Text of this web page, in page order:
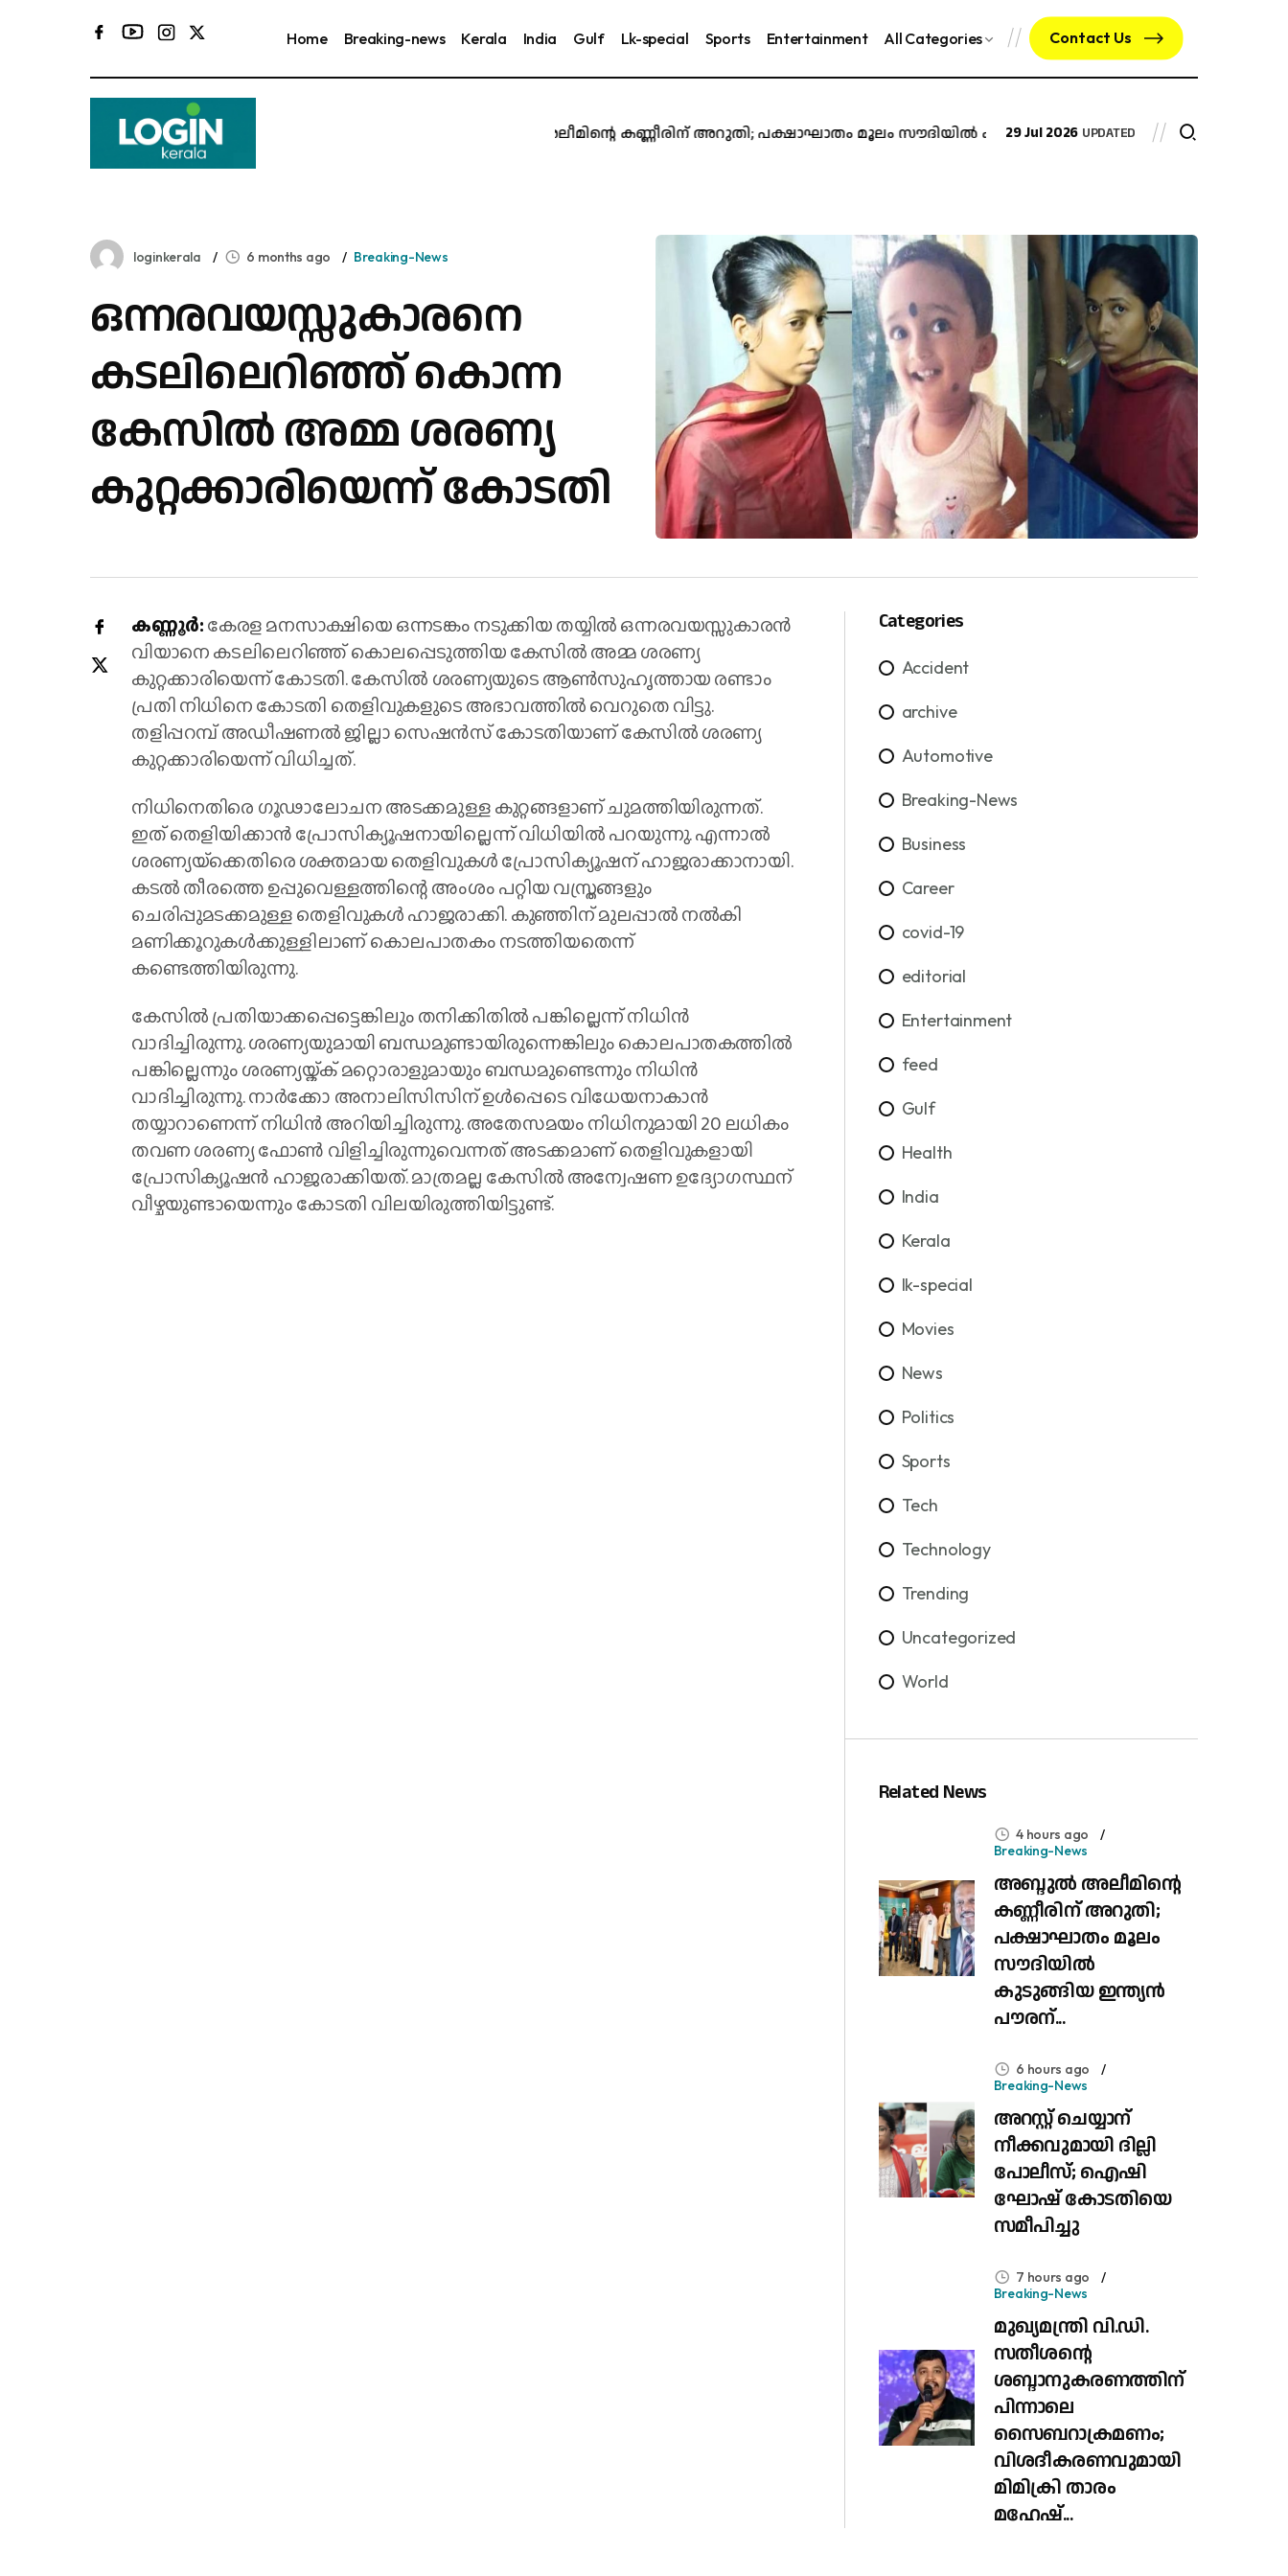
Home Breaking-news Kerala India Gulf Lk-special Sports Entertainment All Categories Contact Us
അബ്ദുൽ അലീമിന്റെ കണ്ണീരിന് അറുതി; പക്ഷാഘാതം മൂലം സൗദിയിൽ കുടുങ്ങിയ ഇന്ത്യൻ പൗരന്... അറസ്റ്റ് ചെയ്യാന്‌
29 Jul 2026 UPDATED
loginkerala 6 months ago Breaking-News
ഒന്നരവയസ്സുകാരനെ
കടലിലെറിഞ്ഞ് കൊന്ന
കേസിൽ അമ്മ ശരണ്യ
കുറ്റക്കാരിയെന്ന് കോടതി
കണ്ണൂർ:കേരള മനസാക്ഷിയെ ഒന്നടങ്കം നടുക്കിയ തയ്യിൽ ഒന്നരവയസ്സുകാരൻ
വിയാനെ കടലിലെറിഞ്ഞ് കൊലപ്പെടുത്തിയ കേസിൽ അമ്മ ശരണ്യ
കുറ്റക്കാരിയെന്ന് കോടതി. കേസിൽ ശരണ്യയുടെ ആൺസുഹൃത്തായ രണ്ടാം
പ്രതി നിധിനെ കോടതി തെളിവുകളുടെ അഭാവത്തിൽ വെറുതെ വിട്ടു.
തളിപ്പറമ്പ് അഡീഷണൽ ജില്ലാ സെഷൻസ് കോടതിയാണ് കേസിൽ ശരണ്യ
കുറ്റക്കാരിയെന്ന് വിധിച്ചത്.
നിധിനെതിരെ ഗൂഢാലോചന അടക്കമുള്ള കുറ്റങ്ങളാണ് ചുമത്തിയിരുന്നത്.
ഇത് തെളിയിക്കാൻ പ്രോസിക്യൂഷനായില്ലെന്ന് വിധിയിൽ പറയുന്നു. എന്നാൽ
ശരണ്യയ്‌ക്കെതിരെ ശക്തമായ തെളിവുകൾ പ്രോസിക്യൂഷന് ഹാജരാക്കാനായി.
കടൽ തീരത്തെ ഉപ്പുവെള്ളത്തിന്റെ അംശം പറ്റിയ വസ്ത്രങ്ങളും
ചെരിപ്പുമടക്കമുള്ള തെളിവുകൾ ഹാജരാക്കി. കുഞ്ഞിന് മുലപ്പാൽ നൽകി
മണിക്കൂറുകൾക്കുള്ളിലാണ് കൊലപാതകം നടത്തിയതെന്ന്
കണ്ടെത്തിയിരുന്നു.
കേസിൽ പ്രതിയാക്കപ്പെട്ടെങ്കിലും തനിക്കിതിൽ പങ്കില്ലെന്ന് നിധിൻ
വാദിച്ചിരുന്നു. ശരണ്യയുമായി ബന്ധമുണ്ടായിരുന്നെങ്കിലും കൊലപാതകത്തിൽ
പങ്കില്ലെന്നും ശരണ്യയ്ക്ക് മറ്റൊരാളുമായും ബന്ധമുണ്ടെന്നും നിധിൻ
വാദിച്ചിരുന്നു. നാർക്കോ അനാലിസിസിന് ഉൾപ്പെടെ വിധേയനാകാൻ
തയ്യാറാണെന്ന് നിധിൻ അറിയിച്ചിരുന്നു. അതേസമയം നിധിനുമായി 20 ലധികം
തവണ ശരണ്യ ഫോൺ വിളിച്ചിരുന്നുവെന്നത് അടക്കമാണ് തെളിവുകളായി
പ്രോസിക്യൂഷൻ ഹാജരാക്കിയത്. മാത്രമല്ല കേസിൽ അന്വേഷണ ഉദ്യോഗസ്ഥന്
വീഴ്ചയുണ്ടായെന്നും കോടതി വിലയിരുത്തിയിട്ടുണ്ട്.
Categories
Accident
archive
Automotive
Breaking-News
Business
Career
covid-19
editorial
Entertainment
feed
Gulf
Health
India
Kerala
lk-special
Movies
News
Politics
Sports
Tech
Technology
Trending
Uncategorized
World
Related News
4 hours ago
Breaking-News
അബ്ദുൽ അലീമിന്റെ
കണ്ണീരിന് അറുതി;
പക്ഷാഘാതം മൂലം
സൗദിയിൽ
കുടുങ്ങിയ ഇന്ത്യൻ
പൗരന്...
6 hours ago
Breaking-News
അറസ്റ്റ് ചെയ്യാന്‌
നീക്കവുമായി ദില്ലി
പോലീസ്; ഐഷി
ഘോഷ് കോടതിയെ
സമീപിച്ചു
7 hours ago
Breaking-News
മുഖ്യമന്ത്രി വി.ഡി.
സതീശന്റെ
ശബ്ദാനുകരണത്തിന്
പിന്നാലെ
സൈബറാക്രമണം;
വിശദീകരണവുമായി
മിമിക്രി താരം
മഹേഷ്...